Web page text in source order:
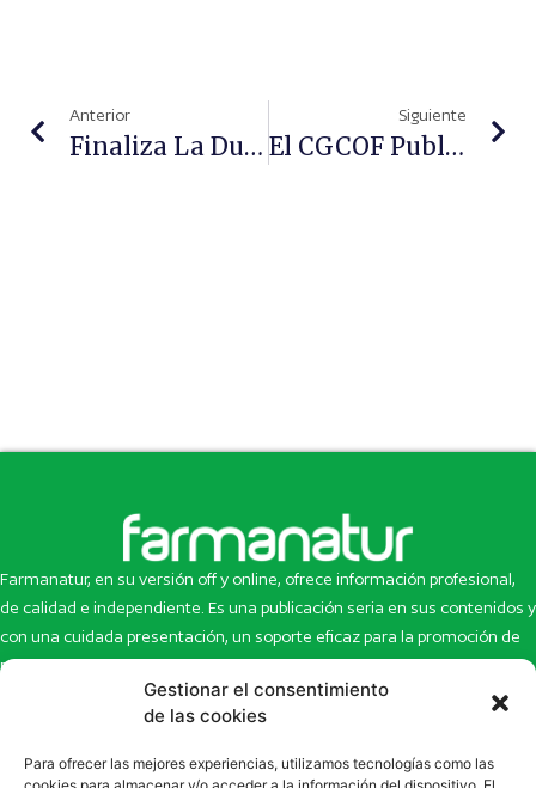
Gestionar el consentimiento
de las cookies
Para ofrecer las mejores experiencias, utilizamos tecnologías como las
Anterior
Finaliza La Duodécima Edición Del MGOF
Siguiente
El CGCOF Publica Una Guía Para La Verificación De Medicamentos
Farmanatur, en su versión off y online, ofrece información profesional,
de calidad e independiente. Es una publicación seria en sus contenidos y
con una cuidada presentación, un soporte eficaz para la promoción de
productos y novedades.
Inicio
Newsletter
Artículos